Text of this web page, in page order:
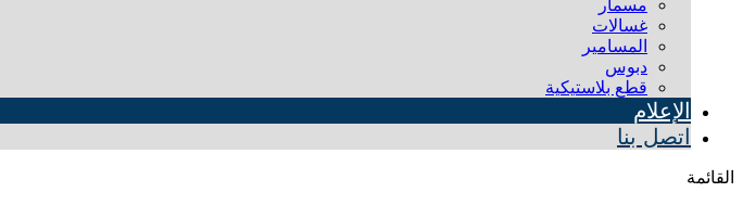
مسمار
غسالات
المسامير
دبوس
قطع بلاستيكية
الإعلام
اتصل بنا
القائمة